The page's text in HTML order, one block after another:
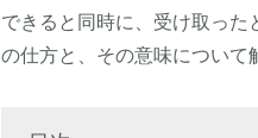
できると同時に、受け取った
の仕方と、その意味について